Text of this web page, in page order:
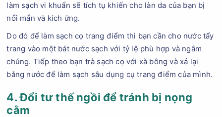
làm sạch vi khuẩn sẽ tích tụ khiến cho làn da của bạn bị
nổi mẩn và kích ứng.
Do đó để làm sạch cọ trang điểm thì bạn cần cho nước tẩy
trang vào một bát nước sạch với tỷ lệ phù hợp và ngâm
chúng. Tiếp theo bạn trà sạch cọ với xà bông và xả lại
bằng nước để làm sạch sâu dụng cụ trang điểm của mình.
4. Đổi tư thế ngồi để tránh bị nọng
cằm